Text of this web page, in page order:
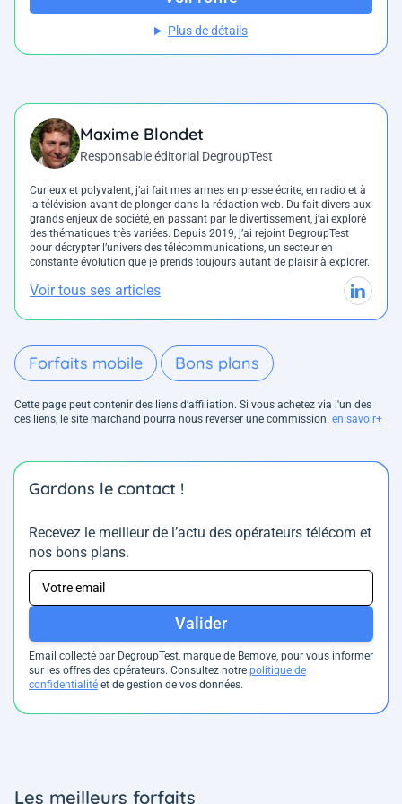
Plus de détails
Maxime Blondet
Responsable éditorial DegroupTest
Curieux et polyvalent, j’ai fait mes armes en presse écrite, en radio et à
la télévision avant de plonger dans la rédaction web. Du fait divers aux
grands enjeux de société, en passant par le divertissement, j’ai exploré
des thématiques très variées. Depuis 2019, j’ai rejoint DegroupTest
pour décrypter l’univers des télécommunications, un secteur en
constante évolution que je prends toujours autant de plaisir à explorer.
Voir tous ses articles
Forfaits mobile Bons plans
Cette page peut contenir des liens d’affiliation. Si vous achetez via l'un des
ces liens, le site marchand pourra nous reverser une commission. en savoir+
Gardons le contact !
Recevez le meilleur de l’actu des opérateurs télécom et
nos bons plans.
Valider
Email collecté par DegroupTest, marque de Bemove, pour vous informer
sur les offres des opérateurs. Consultez notre politique de
confidentialité et de gestion de vos données.
Les meilleurs forfaits